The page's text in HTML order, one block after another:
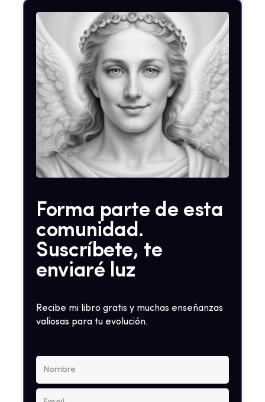
Forma parte de esta
comunidad.
Suscríbete, te
enviaré luz
Recibe mi libro gratis y muchas enseñanzas
valiosas para tu evolución.